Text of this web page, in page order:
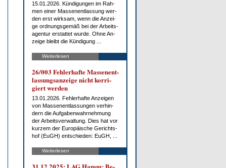
15.01.2026. Kün­di­gun­gen im Rah­
men ei­ner Mas­sen­ent­las­sung wer­
den erst wirk­sam, wenn die An­zei­
ge ord­nungs­ge­mäß bei der Ar­beits­
agen­tur er­stat­tet wur­de. Oh­ne An­
zei­ge bleibt die Kün­di­gung ...
Weiterlesen
26/003 Feh­ler­haf­te Mas­sen­ent­
las­sungs­an­zei­ge nicht kor­ri­
giert wer­den
13.01.2026. Feh­ler­haf­te An­zei­gen
von Mas­sen­ent­las­sun­gen ver­hin­
dern die Auf­ga­ben­wahr­neh­mung
der Ar­beits­ver­wal­tung. Dies hat vor
kur­zem der Eu­ro­päi­sche Ge­richts­
hof (EuGH) ent­schie­den: EuGH, ...
Weiterlesen